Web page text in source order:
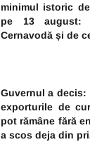
minimul istoric
pe 13 august:
Cernavodă și de
Guvernul a decis:
exporturile de
pot rămâne fără
a scos deja din